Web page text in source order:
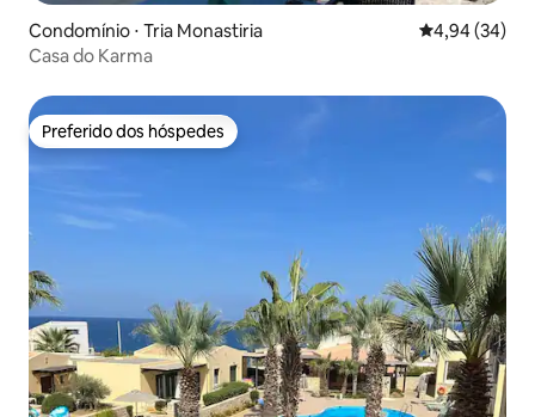
Condomínio ⋅ Tria Monastiria 4,94 de uma
4,94 (34)
Casa do Karma
Preferido dos hóspedes
Preferido dos hóspedes